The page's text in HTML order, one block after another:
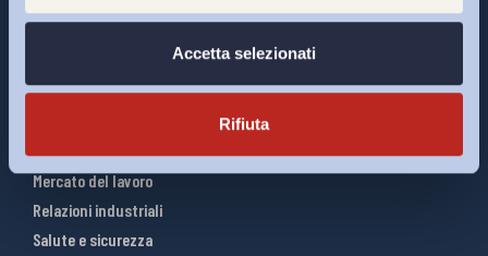
Accetta selezionati
Rifiuta
Interventi ADAPT
Riforme del lavoro
Mercato del lavoro
Relazioni industriali
Salute e sicurezza